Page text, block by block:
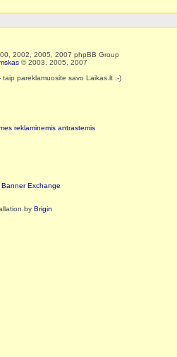
2002, 2005, 2007 phpBB Group
© 2003, 2005, 2007
pareklamuosite savo Laikas.lt :-)
reklaminemis antrastemis
Banner Exchange
by Brigin